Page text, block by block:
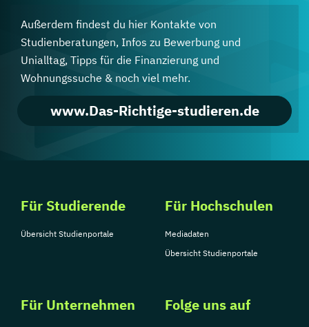
Außerdem findest du hier Kontakte von
Studienberatungen, Infos zu Bewerbung und
Unialltag, Tipps für die Finanzierung und
Wohnungssuche & noch viel mehr.
www.Das-Richtige-studieren.de
Für Studierende
Übersicht Studienportale
Für Hochschulen
Mediadaten
Übersicht Studienportale
Für Unternehmen Folge uns auf